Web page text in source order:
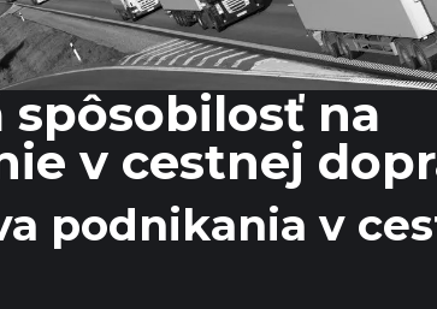
spôsobilosť na
v cestnej
podnikania v